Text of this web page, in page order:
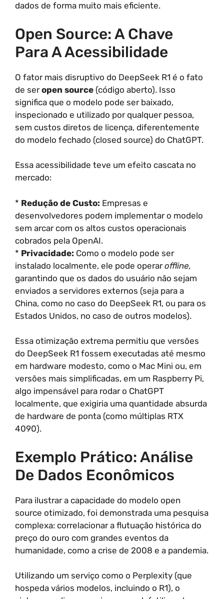
dados de forma muito mais eficiente.
Open Source: A Chave
Para A Acessibilidade
O fator mais disruptivo do DeepSeek R1 é o fato
de seropen source (código aberto). Isso
significa que o modelo pode ser baixado,
inspecionado e utilizado por qualquer pessoa,
sem custos diretos de licença, diferentemente
do modelo fechado (closed source) do ChatGPT.
Essa acessibilidade teve um efeito cascata no
mercado:
* Redução de Custo: Empresas e
desenvolvedores podem implementar o modelo
sem arcar com os altos custos operacionais
cobrados pela OpenAI.
* Privacidade: Como o modelo pode ser
instalado localmente, ele pode operaroffline,
garantindo que os dados do usuário não sejam
enviados a servidores externos (seja para a
China, como no caso do DeepSeek R1, ou para os
Estados Unidos, no caso de outros modelos).
Essa otimização extrema permitiu que versões
do DeepSeek R1 fossem executadas até mesmo
em hardware modesto, como o Mac Mini ou, em
versões mais simplificadas, em um Raspberry Pi,
algo impensável para rodar o ChatGPT
localmente, que exigiria uma quantidade absurda
de hardware de ponta (como múltiplas RTX
4090).
Exemplo Prático: Análise
De Dados Econômicos
Para ilustrar a capacidade do modelo open
source otimizado, foi demonstrada uma pesquisa
complexa: correlacionar a flutuação histórica do
preço do ouro com grandes eventos da
humanidade, como a crise de 2008 e a pandemia.
Utilizando um serviço como o Perplexity (que
hospeda vários modelos, incluindo o R1), o